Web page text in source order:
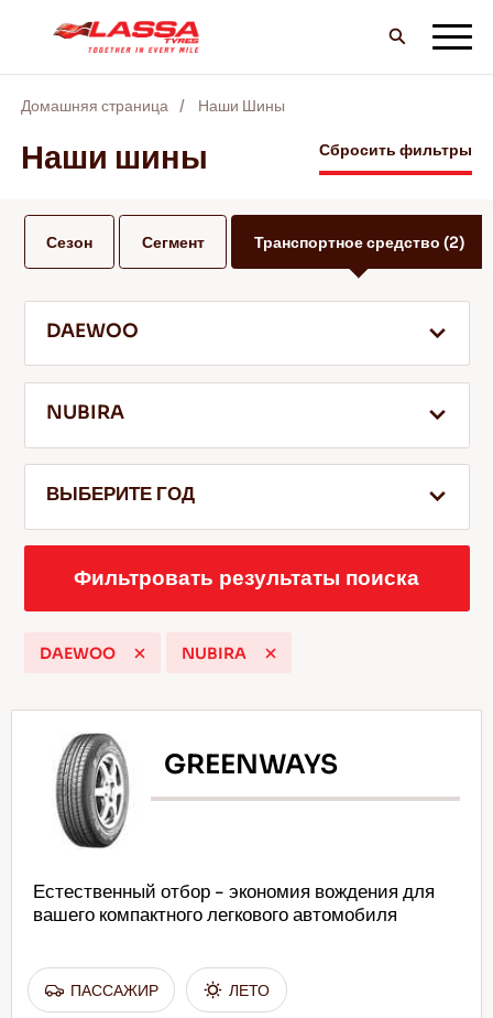
ВCE шины LASSA
БЛОГ И ВИДЕО
ОБСЛУЖИВАНИЕ И ПОМОЩЬ
Советы по вождению по снегу
Подробнее
Домашняя страница Наши Шины
Наши шины Сбросить фильтры
Сезон Сегмент Транспортное средство (2)
DAEWOO
NUBIRA
ВЫБЕРИТЕ ГОД
Фильтровать результаты поиска
DAEWOO NUBIRA
GREENWAYS
Естественный отбор - экономия вождения для
вашего компактного легкового автомобиля
ПАССАЖИР ЛЕТО